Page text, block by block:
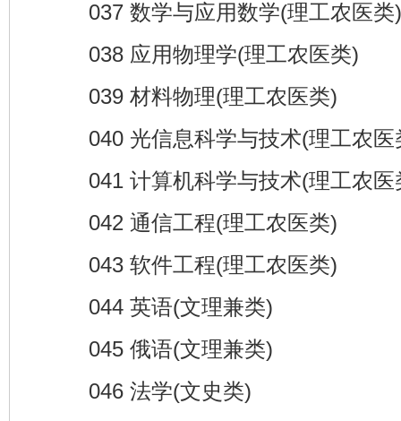
037 数学与应用数学(理工农医类)
038 应用物理学(理工农医类)
039 材料物理(理工农医类)
040 光信息科学与技术(理工农医
041 计算机科学与技术(理工农医
042 通信工程(理工农医类)
043 软件工程(理工农医类)
044 英语(文理兼类)
045 俄语(文理兼类)
046 法学(文史类)